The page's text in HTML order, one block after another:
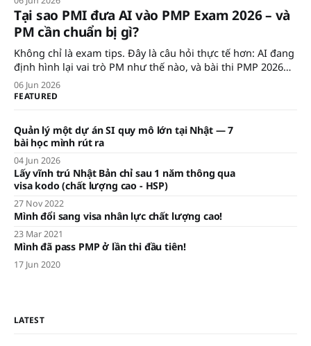
cái AI vẫn chưa chạm tới.
Tại sao PMI đưa AI vào PMP Exam 2026 – và
PM cần chuẩn bị gì?
Không chỉ là exam tips. Đây là câu hỏi thực tế hơn: AI đang
định hình lại vai trò PM như thế nào, và bài thi PMP 2026
phản ánh điều đó ra sao?
06 Jun 2026
FEATURED
Quản lý một dự án SI quy mô lớn tại Nhật — 7
bài học mình rút ra
04 Jun 2026
Lấy vĩnh trú Nhật Bản chỉ sau 1 năm thông qua
visa kodo (chất lượng cao - HSP)
27 Nov 2022
Mình đổi sang visa nhân lực chất lượng cao!
23 Mar 2021
Mình đã pass PMP ở lần thi đầu tiên!
17 Jun 2020
LATEST